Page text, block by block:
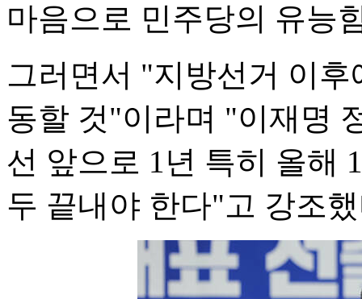
마음으로 민주당의 유능
그러면서 "지방선거 이
동할 것"이라며 "이재명
선 앞으로 1년 특히 올해
두 끝내야 한다"고 강조